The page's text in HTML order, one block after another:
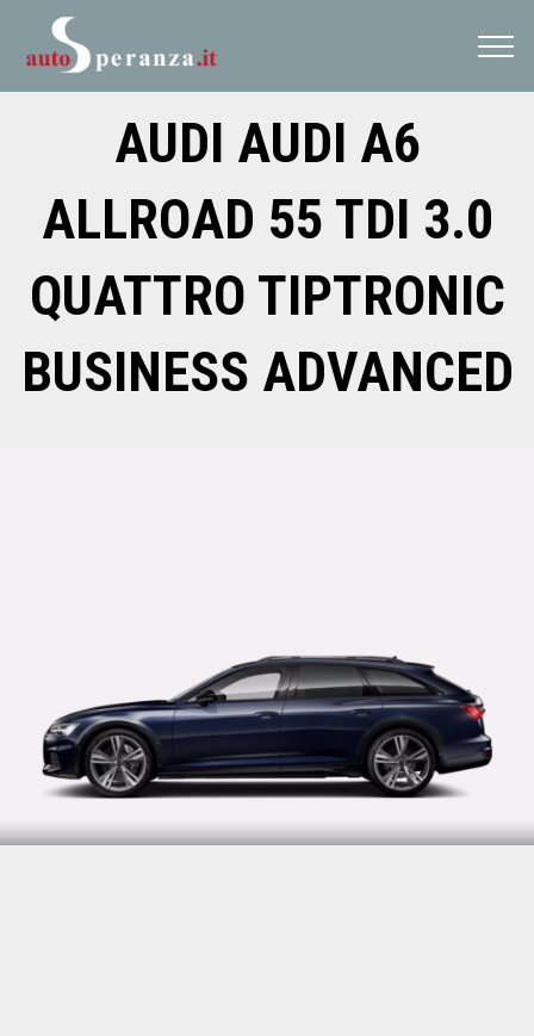
session.LCID = 1033
AUDI AUDI A6
ALLROAD 55 TDI 3.0
QUATTRO TIPTRONIC
BUSINESS ADVANCED